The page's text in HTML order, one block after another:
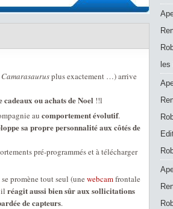
Camarasaurusplus exactement …) arrive
cadeaux ou achats de Noel !!l
au comportement évolutif.
sa propre personnalité aux côtés de
pré-programmés et à télécharger
promène tout seul (une webcamfrontale
réagit aussi bien sûr aux sollicitations
de capteurs.